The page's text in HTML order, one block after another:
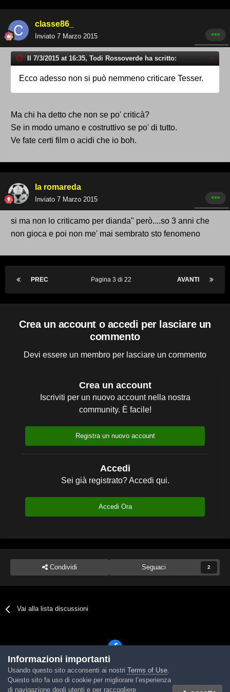
classe86_
Inviato 7 Marzo 2015
Il 7/3/2015 at 16:35, Todi Rossoverde ha scritto:
Ecco adesso non si può nemmeno criticare Tesser.
Ma chi ha detto che non se po' criticà?
Se in modo umano e costruttivo se po' di tutto.
Ve fate certi film o acidi che io boh.
la romareda
Inviato 7 Marzo 2015
si ma non lo criticamo per dianda" però....so 3 anni che
non gioca e poi non me' mai sembrato sto fenomeno
PREC AVANTI
Pagina 3 di 22
Crea un account o accedi per lasciare un
commento
Devi essere un membro per lasciare un commento
Crea un account
Iscriviti per un nuovo account nella nostra
community. È facile!
Registra un nuovo account
Accedi
Sei già registrato? Accedi qui.
Accedi Ora
Condividi Seguaci 2
Vai alla lista discussioni
Lingua Tema Contattaci Cookies
Powered by Invision Community
Informazioni importanti
Usando questo sito acconsenti ai nostri Terms of Use.
Questo sito fa uso di cookie per migliorare l’esperienza
di navigazione degli utenti e per raccogliere